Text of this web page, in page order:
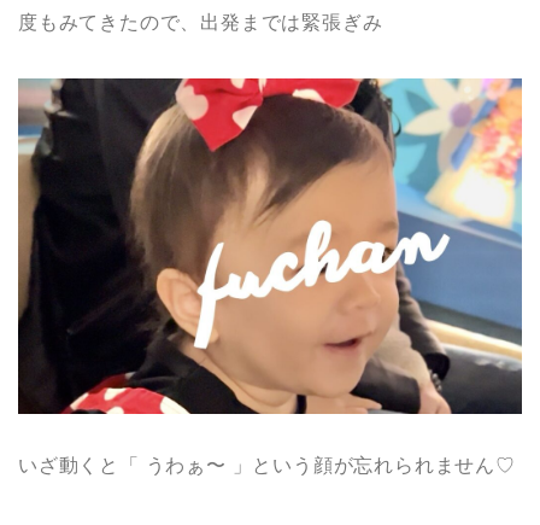
度もみてきたので、出発までは緊張ぎみ
いざ動くと「 うわぁ〜 」という顔が忘れられません♡